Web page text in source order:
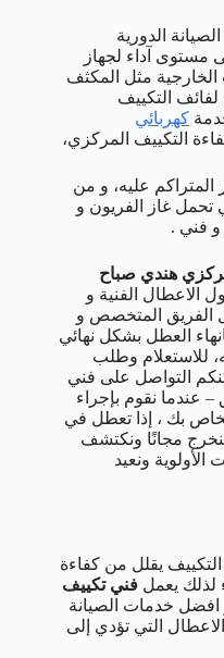
الدورية
آداء لجهاز
مثل المكثف
التكييف
كهربائي
التكييف المركزي،
المتراكم عليه، و من
تحمل غاز الفريون و
فني .
هندي صباح
الاعطال الفنية و
الفريق المتخصص و
العطل بشكل نهائي
للاستعلام وطلب
التواصل على فني
عندما نقوم بإجراء
بك ، إذا تعطل في
من تاريخ الخدمة ؛ 1. سنخرج مجانًا ونكتشف
الأولوية ونعيد
يقلل من كفاءة
لذلك يعمل فني تكييف
افضل خدمات الصيانة
التي تؤدي إلى